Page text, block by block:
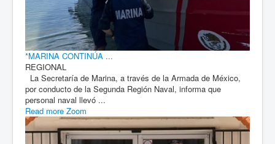
*MARINA CONTINÚA ...
REGIONAL
La Secretaría de Marina, a través de la Armada de México,
por conducto de la Segunda Región Naval, informa que
personal naval llevó ...
Read more Zoom